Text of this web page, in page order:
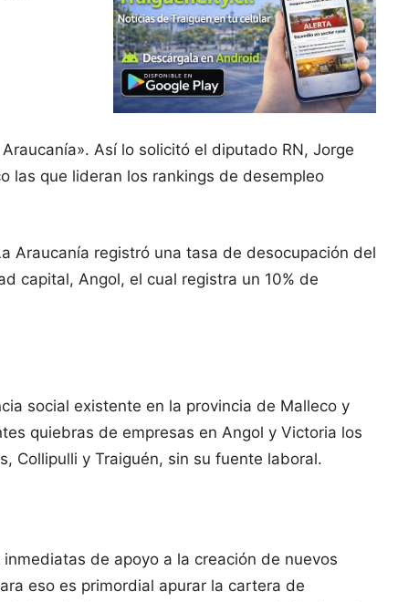
Así lo solicitó el diputado RN, Jorge
las que lideran los rankings de desempleo
Araucanía registró una tasa de desocupación del
capital, Angol, el cual registra un 10% de
social existente en la provincia de Malleco y
quiebras de empresas en Angol y Victoria los
Collipulli y Traiguén, sin su fuente laboral.
de apoyo a la creación de nuevos
eso es primordial apurar la cartera de